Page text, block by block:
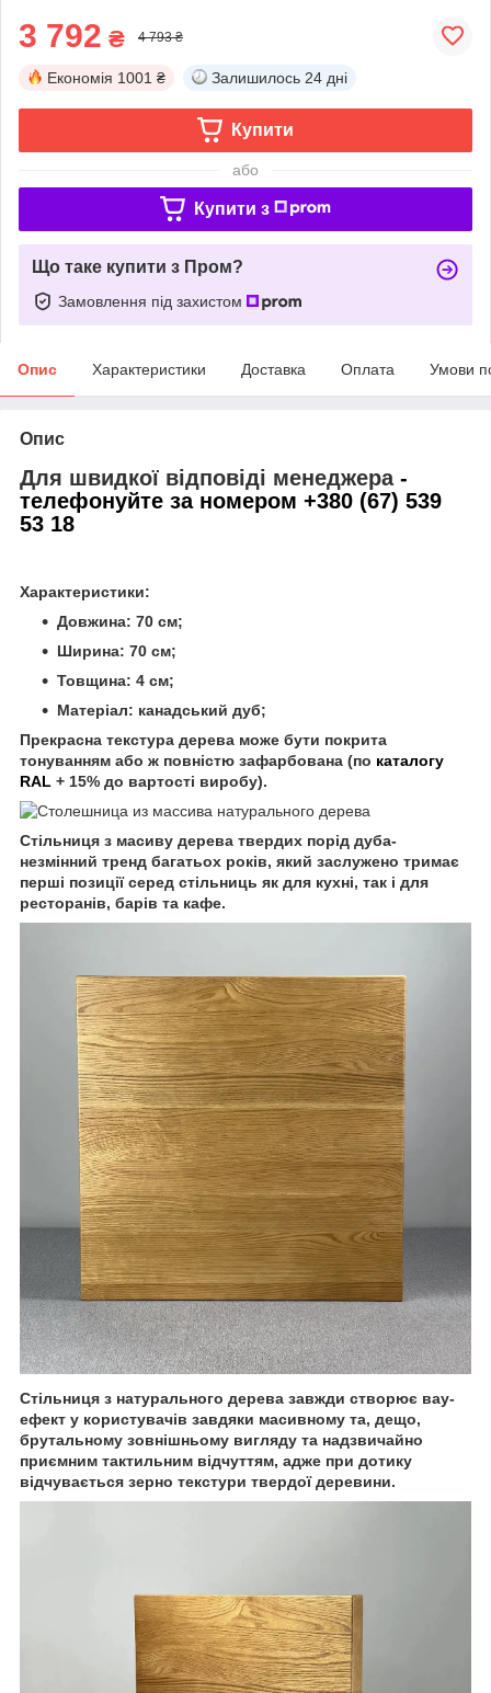
3 792 ₴ 4 793 ₴
Економія 1001 ₴ Залишилось 24 дні
Купити
або
Купити з
Що таке купити з Пром?
Замовлення під захистом
Опис Характеристики Доставка Оплата Умови
Опис
Для швидкої відповіді менеджера -
телефонуйте за номером +380 (67) 539
53 18
Характеристики:
Довжина: 70 см;
Ширина: 70 см;
Товщина: 4 см;
Матеріал: канадський дуб;
Прекрасна текстура дерева може бути покрита
тонуванням або ж повністю зафарбована (по каталогу
RAL + 15% до вартості виробу).
Стільниця з масиву дерева твердих порід дуба-
незмінний тренд багатьох років, який заслужено тримає
перші позиції серед стільниць як для кухні, так і для
ресторанів, барів та кафе.
Стільниця з натурального дерева завжди створює вау-
ефект у користувачів завдяки масивному та, дещо,
брутальному зовнішньому вигляду та надзвичайно
приємним тактильним відчуттям, адже при дотику
відчувається зерно текстури твердої деревини.